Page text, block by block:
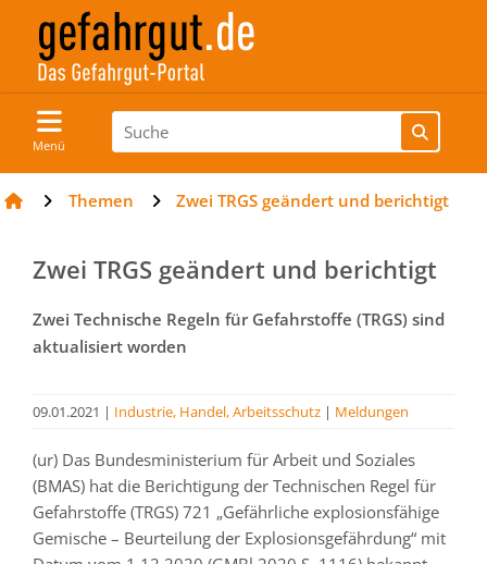
Menü
Themen Zwei TRGS geändert und berichtigt
Zwei TRGS geändert und berichtigt
Zwei Technische Regeln für Gefahrstoffe (TRGS) sind
aktualisiert worden
09.01.2021 | Industrie, Handel, Arbeitsschutz | Meldungen
(ur) Das Bundesministerium für Arbeit und Soziales
(BMAS) hat die Berichtigung der Technischen Regel für
Gefahrstoffe (TRGS) 721 „Gefährliche explosionsfähige
Gemische – Beurteilung der Explosionsgefährdung“ mit